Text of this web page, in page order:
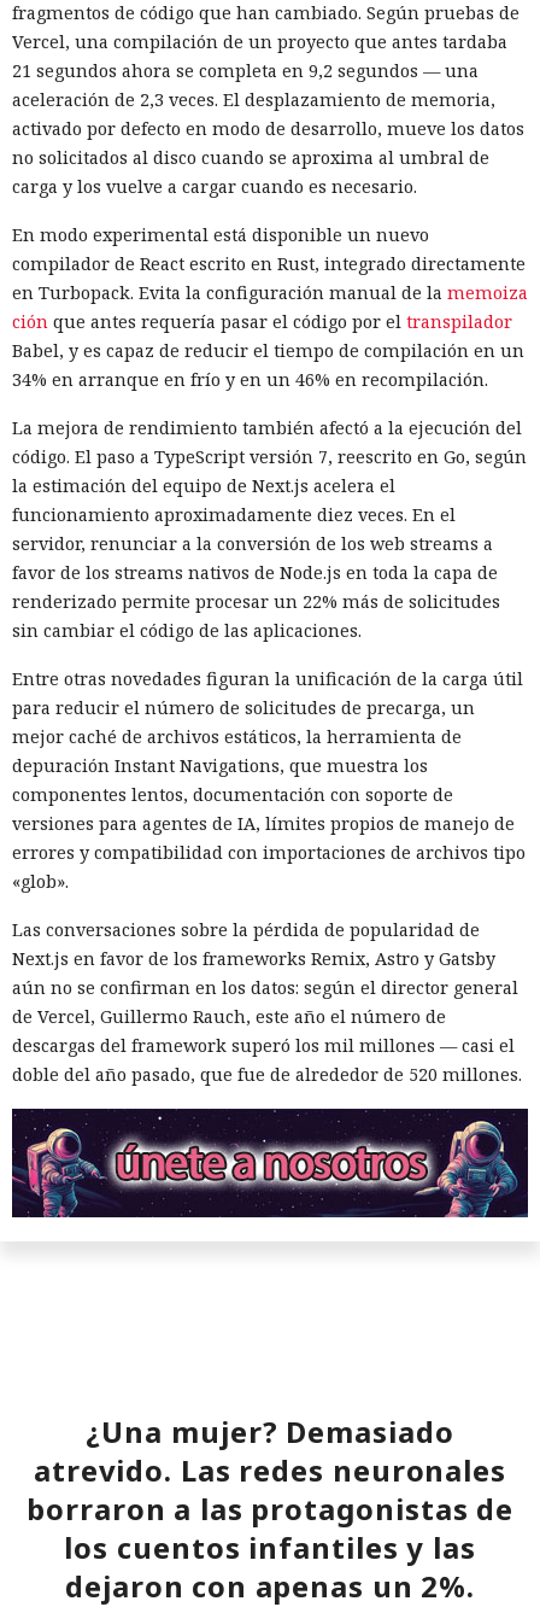
fragmentos de código que han cambiado. Según pruebas de
Vercel, una compilación de un proyecto que antes tardaba
21 segundos ahora se completa en 9,2 segundos — una
aceleración de 2,3 veces. El desplazamiento de memoria,
activado por defecto en modo de desarrollo, mueve los datos
no solicitados al disco cuando se aproxima al umbral de
carga y los vuelve a cargar cuando es necesario.
En modo experimental está disponible un nuevo
compilador de React escrito en Rust, integrado directamente
en Turbopack. Evita la configuración manual de la memoiza
ción que antes requería pasar el código por el transpilador
Babel, y es capaz de reducir el tiempo de compilación en un
34% en arranque en frío y en un 46% en recompilación.
La mejora de rendimiento también afectó a la ejecución del
código. El paso a TypeScript versión 7, reescrito en Go, según
la estimación del equipo de Next.js acelera el
funcionamiento aproximadamente diez veces. En el
servidor, renunciar a la conversión de los web streams a
favor de los streams nativos de Node.js en toda la capa de
renderizado permite procesar un 22% más de solicitudes
sin cambiar el código de las aplicaciones.
Entre otras novedades figuran la unificación de la carga útil
para reducir el número de solicitudes de precarga, un
mejor caché de archivos estáticos, la herramienta de
depuración Instant Navigations, que muestra los
componentes lentos, documentación con soporte de
versiones para agentes de IA, límites propios de manejo de
errores y compatibilidad con importaciones de archivos tipo
«glob».
Las conversaciones sobre la pérdida de popularidad de
Next.js en favor de los frameworks Remix, Astro y Gatsby
aún no se confirman en los datos: según el director general
de Vercel, Guillermo Rauch, este año el número de
descargas del framework superó los mil millones — casi el
doble del año pasado, que fue de alrededor de 520 millones.
no quedó impune: detenido el
autor, ya espera sentencia en
una celda.
10:34 / 07.08.2026
¿Una mujer? Demasiado
atrevido. Las redes neuronales
borraron a las protagonistas de
los cuentos infantiles y las
dejaron con apenas un 2%.